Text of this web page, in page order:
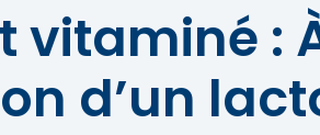
vitaminé :
d’un